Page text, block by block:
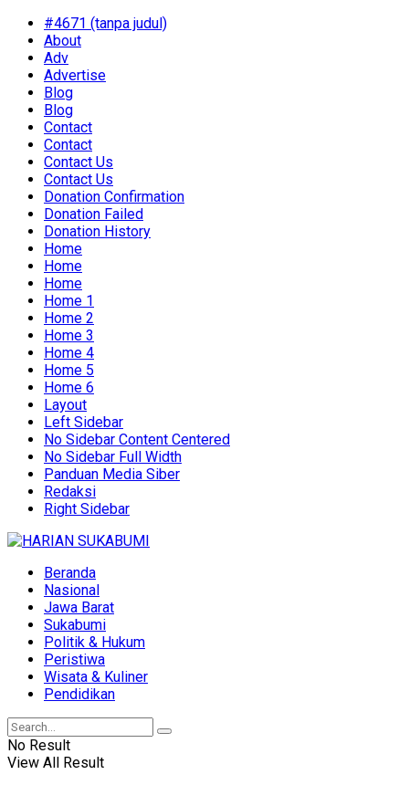
#4671 (tanpa judul)
About
Adv
Advertise
Blog
Blog
Contact
Contact
Contact Us
Contact Us
Donation Confirmation
Donation Failed
Donation History
Home
Home
Home
Home 1
Home 2
Home 3
Home 4
Home 5
Home 6
Layout
Left Sidebar
No Sidebar Content Centered
No Sidebar Full Width
Panduan Media Siber
Redaksi
Right Sidebar
Beranda
Nasional
Jawa Barat
Sukabumi
Politik & Hukum
Peristiwa
Wisata & Kuliner
Pendidikan
No Result
View All Result